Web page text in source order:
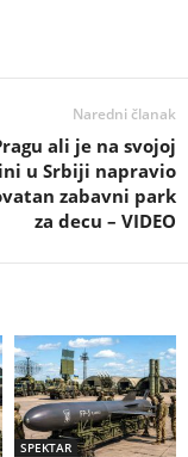
Naredni članak
ali je na svojoj
u Srbiji napravio
zabavni park
za decu – VIDEO
SPEKTAR